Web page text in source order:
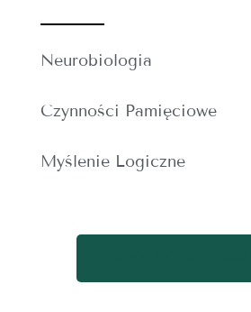
Neurobiologia
Czynności Pamięciowe
Myślenie Logiczne